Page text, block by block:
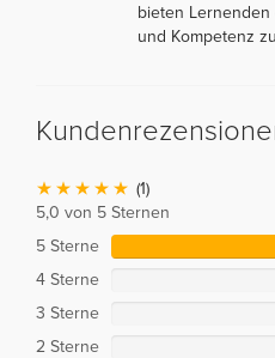
bieten
und Kompetenz
(1)
5,0 von 5 Sternen
5 Sterne
4 Sterne
3 Sterne
2 Sterne